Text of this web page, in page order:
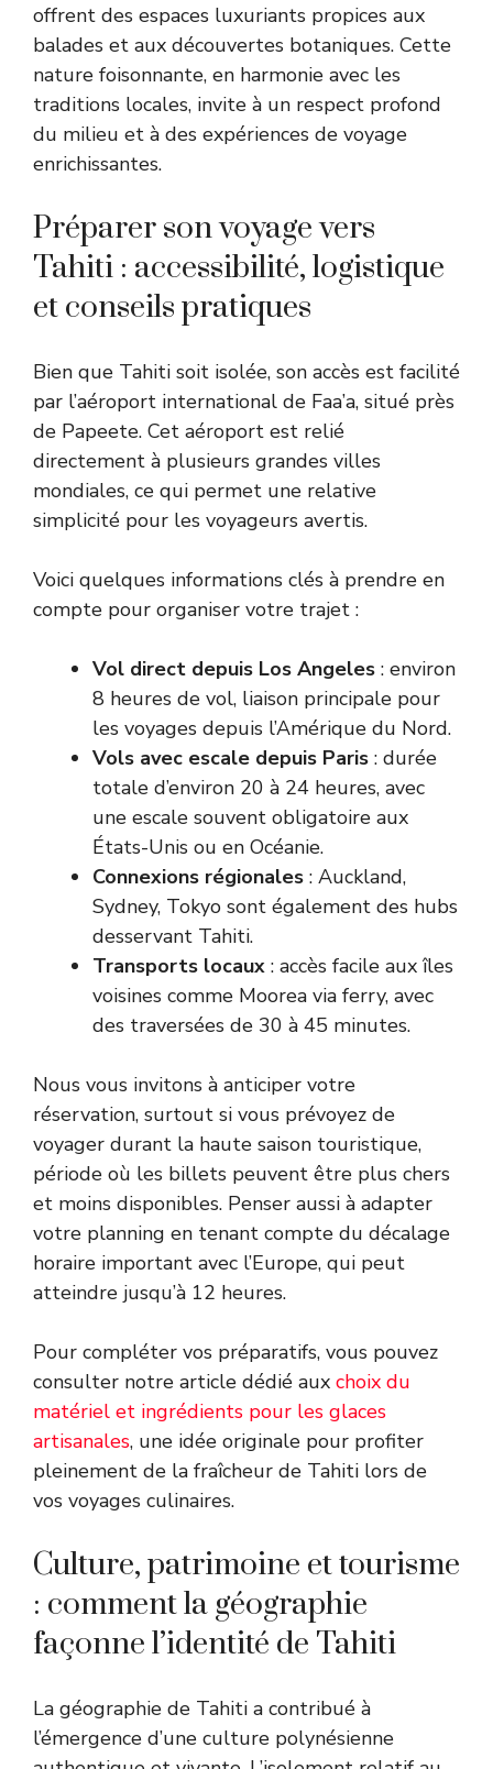
offrent des espaces luxuriants propices aux
balades et aux découvertes botaniques. Cette
nature foisonnante, en harmonie avec les
traditions locales, invite à un respect profond
du milieu et à des expériences de voyage
enrichissantes.
Préparer son voyage vers
Tahiti : accessibilité, logistique
et conseils pratiques
Bien que Tahiti soit isolée, son accès est facilité
par l’aéroport international de Faa’a, situé près
de Papeete. Cet aéroport est relié
directement à plusieurs grandes villes
mondiales, ce qui permet une relative
simplicité pour les voyageurs avertis.
Voici quelques informations clés à prendre en
compte pour organiser votre trajet :
Vol direct depuis Los Angeles : environ
8 heures de vol, liaison principale pour
les voyages depuis l’Amérique du Nord.
Vols avec escale depuis Paris : durée
totale d’environ 20 à 24 heures, avec
une escale souvent obligatoire aux
États-Unis ou en Océanie.
Connexions régionales : Auckland,
Sydney, Tokyo sont également des hubs
desservant Tahiti.
Transports locaux : accès facile aux îles
voisines comme Moorea via ferry, avec
des traversées de 30 à 45 minutes.
Nous vous invitons à anticiper votre
réservation, surtout si vous prévoyez de
voyager durant la haute saison touristique,
période où les billets peuvent être plus chers
et moins disponibles. Penser aussi à adapter
votre planning en tenant compte du décalage
horaire important avec l’Europe, qui peut
atteindre jusqu’à 12 heures.
Pour compléter vos préparatifs, vous pouvez
consulter notre article dédié aux choix du
matériel et ingrédients pour les glaces
artisanales, une idée originale pour profiter
pleinement de la fraîcheur de Tahiti lors de
vos voyages culinaires.
Culture, patrimoine et tourisme
: comment la géographie
façonne l’identité de Tahiti
La géographie de Tahiti a contribué à
l’émergence d’une culture polynésienne